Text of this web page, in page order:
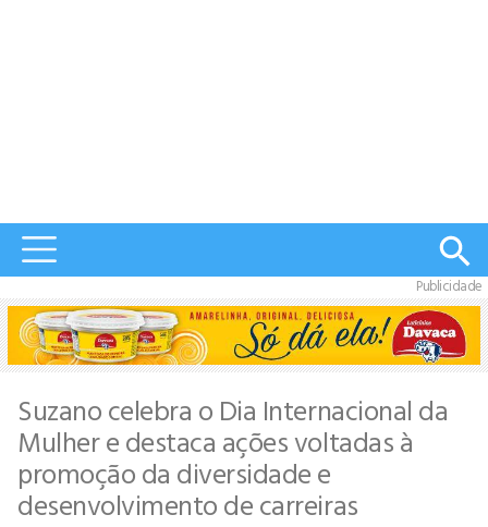
Publicidade
Suzano celebra o Dia Internacional da
Mulher e destaca ações voltadas à
promoção da diversidade e
desenvolvimento de carreiras